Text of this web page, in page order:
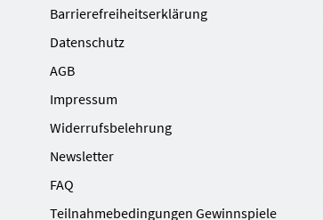
Barrierefreiheitserklärung
Datenschutz
AGB
Impressum
Widerrufsbelehrung
Newsletter
FAQ
Teilnahmebedingungen Gewinnspiele